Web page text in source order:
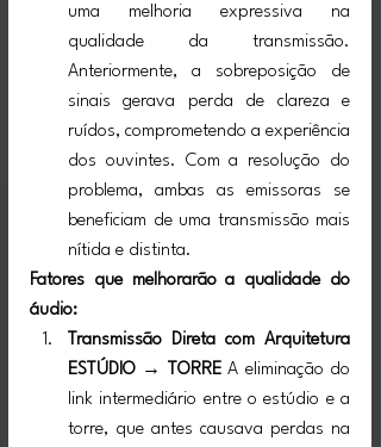
uma melhoria expressiva na
qualidade da transmissão.
Anteriormente, a sobreposição de
sinais gerava perda de clareza e
ruídos, comprometendo a experiência
dos ouvintes. Com a resolução do
problema, ambas as emissoras se
beneficiam de uma transmissão mais
nítida e distinta.
Fatores que melhorarão a qualidade do
áudio:
Transmissão Direta com Arquitetura
ESTÚDIO → TORRE A eliminação do
link intermediário entre o estúdio e a
torre, que antes causava perdas na